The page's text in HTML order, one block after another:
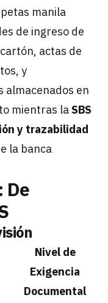
manila
de ingreso de
actas de
y
almacenados en
mientras laSBS
y trazabilidad
la banca
De
Nivel de
Exigencia
Documental